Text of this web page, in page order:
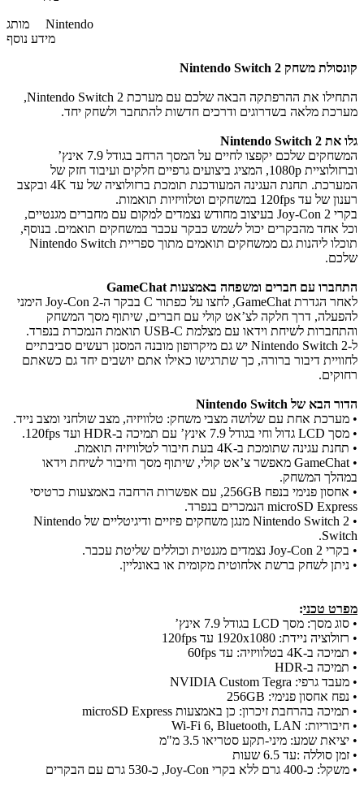
מותג Nintendo
מידע נוסף
קונסולת משחק Nintendo Switch 2
התחילו את ההרפתקה הבאה שלכם עם מערכת Nintendo Switch 2,
מערכת מלאה בשדרוגים ודרכים חדשות להתחבר ולשחק יחד.
גלו את Nintendo Switch 2
המשחקים שלכם יקפצו לחיים על המסך הרחב בגודל 7.9 אינץ’
וברזולוציית 1080p, המציג ביצועים גרפיים חלקים ועיבוד חזק של
המערכת. תחנת העגינה המעודכנת תומכת ברזולוציה של עד 4K ובקצב
רענון של עד 120fps במשחקים וטלוויזיות תואמות.
בקרי Joy-Con 2 בעיצוב מחודש נצמדים למקום עם מחברים מגנטיים,
וכל אחד מהבקרים יכול לשמש כבקר עכבר במשחקים תואמים. בנוסף,
תוכלו ליהנות גם ממשחקים תואמים מתוך ספריית Nintendo Switch
שלכם.
התחברו עם חברים ומשפחה באמצעות GameChat
לאחר הגדרת GameChat, לחצו על כפתור C בבקר ה-Joy-Con 2 הימני
להפעלה, דרך חלקה לצ’אט קולי עם חברים, שיתוף מסך המשחק
והתחברות לשיחת וידאו עם מצלמת USB-C תואמת הנמכרת בנפרד.
ל-Nintendo Switch 2 יש גם מיקרופון מובנה המסנן רעשים סביבתיים
לחוויית דיבור ברורה, כך שתרגישו כאילו אתם יושבים יחד גם כשאתם
רחוקים.
הדור הבא של Nintendo Switch
• מערכת אחת עם שלושה מצבי משחק: טלוויזיה, מצב שולחני ומצב נייד.
• מסך LCD גדול וחי בגודל 7.9 אינץ’ עם תמיכה ב-HDR ועד 120fps.
• תחנת עגינה שתומכת ב-4K בעת חיבור לטלוויזיה תואמת.
• GameChat מאפשר צ’אט קולי, שיתוף מסך וחיבור לשיחת וידאו
במהלך המשחק.
• אחסון פנימי בנפח 256GB, עם אפשרות הרחבה באמצעות כרטיסי
microSD Express הנמכרים בנפרד.
• Nintendo Switch 2 מנגן משחקים פיזיים ודיגיטליים של Nintendo
Switch.
• בקרי Joy-Con 2 נצמדים מגנטית וכוללים שליטת עכבר.
• ניתן לשחק ברשת אלחוטית מקומית או באונליין.
מפרט טכני:
• סוג מסך: מסך LCD בגודל 7.9 אינץ’
• רזולוציה ניידת: 1920x1080 עד 120fps
• תמיכה ב-4K בטלוויזיה: עד 60fps
• תמיכה ב-HDR
• מעבד גרפי: NVIDIA Custom Tegra
• נפח אחסון פנימי: 256GB
• תמיכה בהרחבת זיכרון: כן באמצעות microSD Express
• חיבוריות: Wi-Fi 6, Bluetooth, LAN
• יציאת שמע: מיני-תקע סטריאו 3.5 מ"מ
• זמן סוללה :עד 6.5 שעות
• משקל: כ-400 גרם ללא בקרי Joy-Con, כ-530 גרם עם הבקרים